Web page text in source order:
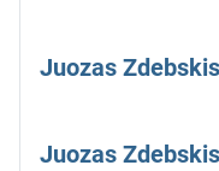
Juozas
Juozas